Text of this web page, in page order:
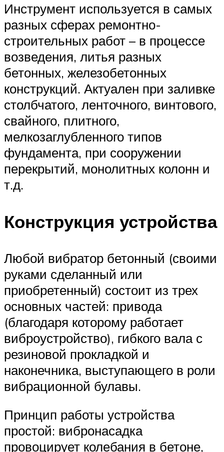
Инструмент используется в самых
разных сферах ремонтно-
строительных работ – в процессе
возведения, литья разных
бетонных, железобетонных
конструкций. Актуален при заливке
столбчатого, ленточного, винтового,
свайного, плитного,
мелкозаглубленного типов
фундамента, при сооружении
перекрытий, монолитных колонн и
т.д.
Конструкция устройства
Любой вибратор бетонный (своими
руками сделанный или
приобретенный) состоит из трех
основных частей: привода
(благодаря которому работает
виброустройство), гибкого вала с
резиновой прокладкой и
наконечника, выступающего в роли
вибрационной булавы.
Принцип работы устройства
простой: вибронасадка
провоцирует колебания в бетоне,